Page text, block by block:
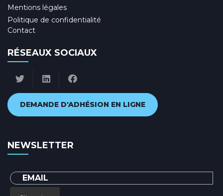
Mentions légales
Politique de confidentialité
Contact
RÉSEAUX SOCIAUX
DEMANDE D'ADHÉSION EN LIGNE
NEWSLETTER